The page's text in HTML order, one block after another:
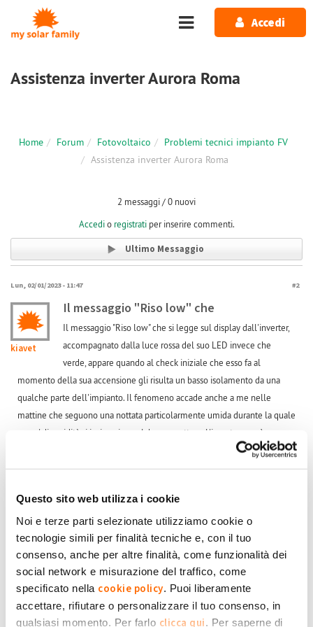
Questo sito web utilizza i cookie
Noi e terze parti selezionate utilizziamo cookie o
tecnologie simili per finalità tecniche e, con il tuo
consenso, anche per altre finalità, come funzionalità dei
social network e misurazione del traffico, come
specificato nella cookie policy . Puoi liberamente
accettare, rifiutare o personalizzare il tuo consenso, in
qualsiasi momento. Per farlo clicca qui . Per saperne di
Salta al contenuto principale
Accedi
Assistenza inverter Aurora Roma
Home Forum Fotovoltaico
Problemi tecnici impianto FV
Assistenza inverter Aurora Roma
2 messaggi / 0 nuovi
Accedio registratiper inserire commenti.
Ultimo Messaggio
Lun, 02/01/2023 - 11:47 #2
kiavet
Il messaggio "Riso low" che
Il messaggio "Riso low" che si legge sul display dall'inverter,
accompagnato dalla luce rossa del suo LED invece che
verde, appare quando al check iniziale che esso fa al
momento della sua accensione gli risulta un basso isolamento da una
qualche parte dell'impianto. Il fenomeno accade anche a me nelle
mattine che seguono una nottata particolarmente umida durante la quale
un po' di umidità si insinua in qualche connettore. L'inverter non è
comunque la causa del malfunzionamento ma è solo quello che te lo
segnala, quindi l'intervento dovrebbe essere eseguito da un elettricista
sezione dell'impianto interessata dal fenomeno in modo da
semplificargli significativamente il lavoro, individuazione che tra l'altro si
può fare solo in presenza del difetto che con lo scaldarsi dell'aria tende a
scomparire.
Per farlo bisogna agire sugli interruttori dell'impianto, quelli a monte
dell'inverter che di solito sono due per ogni stringa e dividono l'impianto
in 4 semistringhe.
Procedi in questo modo: